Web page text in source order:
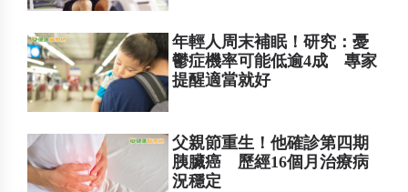
年輕人周末補眠！研究：憂
鬱症機率可能低逾4成 專家
提醒適當就好
父親節重生！他確診第四期
胰臟癌 歷經16個月治療病
況穩定